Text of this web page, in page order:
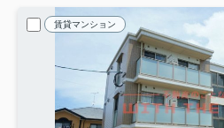
賃貸マンション